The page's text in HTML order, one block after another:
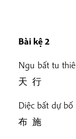
Bài kệ 2
Ngu bất
天 行
Diệc
布 施